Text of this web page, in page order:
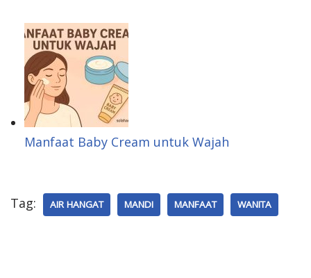
Manfaat Baby Cream untuk Wajah
Tag: AIR HANGAT MANDI MANFAAT WANITA